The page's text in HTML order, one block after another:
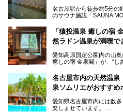
くある点が魅力です！
お好みの温泉施設を見つ
名古屋駅から徒歩約5分の
のサウナ施設「SAUNA
「名古屋駅周辺ってサウ
にするだけあり、アクセ
今回は普段は男性専用と
さっそく取材してきました
「猿投温泉 癒しの宿
然ラドン温泉が満喫で
愛知高原国定公園内の山
癒しの宿 金泉閣」が、“し
天然ラドン温泉が堪能で
室、地元の食材と温泉水
ご紹介します。
名古屋市内の天然温
泉ソムリエがおすすめ
愛知県名古屋市内には数
楽しませています。